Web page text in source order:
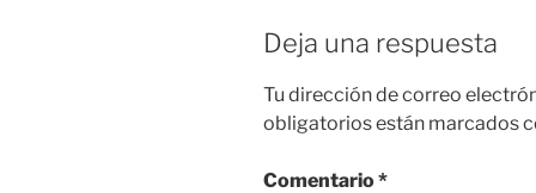
Deja una respuesta
Tu dirección de correo
obligatorios están marcados
Comentario*